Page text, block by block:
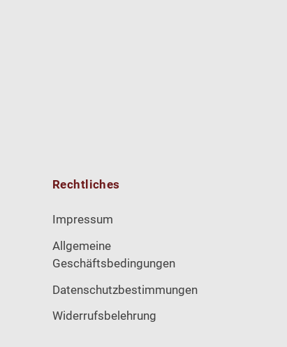
Rechtliches
Impressum
Allgemeine
Geschäftsbedingungen
Datenschutzbestimmungen
Widerrufsbelehrung